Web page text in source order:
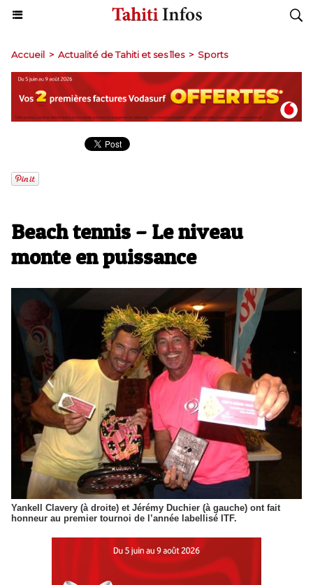
Accueil > Actualité de Tahiti et ses îles > Sports
Beach tennis – Le niveau
monte en puissance
Yankell Clavery (à droite) et Jérémy Duchier (à gauche) ont fait
honneur au premier tournoi de l’année labellisé ITF.